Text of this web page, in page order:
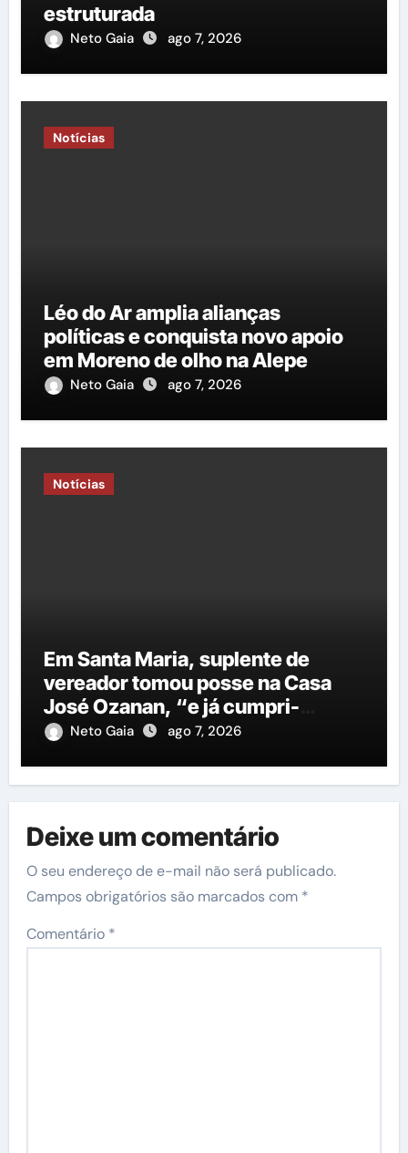
estruturada
Neto Gaia ago 7, 2026
Notícias
Léo do Ar amplia alianças
políticas e conquista novo apoio
em Moreno de olho na Alepe
Neto Gaia ago 7, 2026
Notícias
Em Santa Maria, suplente de
vereador tomou posse na Casa
José Ozanan, “e já cumpri-
agenda ao lado do prefeito George
Neto Gaia ago 7, 2026
Deixe um comentário
O seu endereço de e-mail não será publicado.
Campos obrigatórios são marcados com *
Comentário *